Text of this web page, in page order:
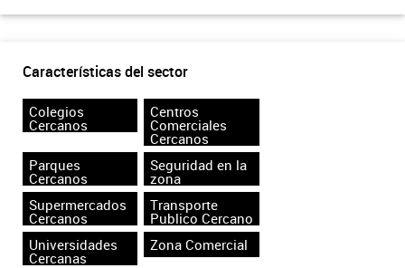
Características del sector
Colegios
Cercanos
Centros
Comerciales
Cercanos
Parques
Cercanos
Seguridad en la
zona
Supermercados
Cercanos
Transporte
Publico Cercano
Universidades
Cercanas
Zona Comercial